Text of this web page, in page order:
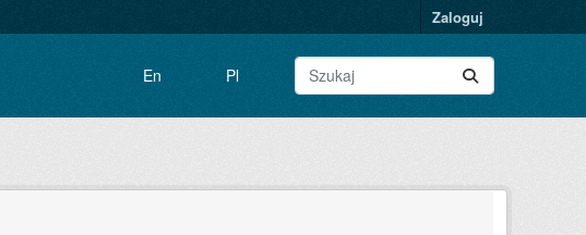
Zaloguj
En Pl